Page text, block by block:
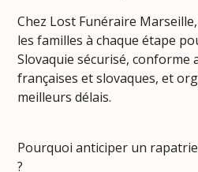
Chez Lost Funéraire
les familles à chaque étape
Slovaquie sécurisé, conforme
françaises et slovaques, et
meilleurs délais.
Pourquoi anticiper un
?